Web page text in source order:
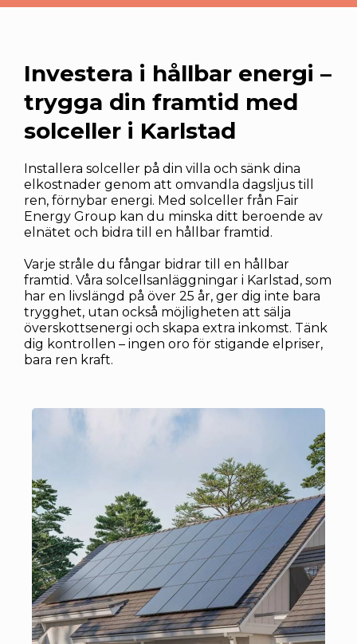
Investera i hållbar energi –
trygga din framtid med
solceller i Karlstad
Installera solceller på din villa och sänk dina
elkostnader genom att omvandla dagsljus till
ren, förnybar energi. Med solceller från Fair
Energy Group kan du minska ditt beroende av
elnätet och bidra till en hållbar framtid.
Varje stråle du fångar bidrar till en hållbar
framtid. Våra solcellsanläggningar i Karlstad, som
har en livslängd på över 25 år, ger dig inte bara
trygghet, utan också möjligheten att sälja
överskottsenergi och skapa extra inkomst. Tänk
dig kontrollen – ingen oro för stigande elpriser,
bara ren kraft.